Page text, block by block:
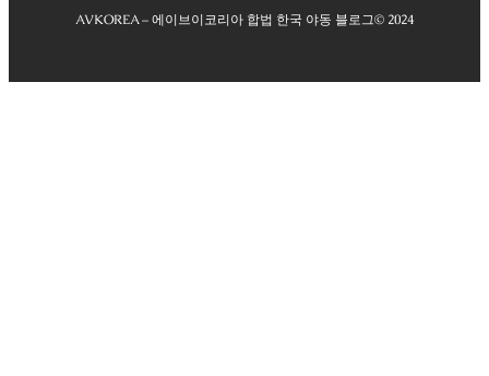
AVKOREA – 에이브이코리아 합법 한국 야동 블로그© 2024